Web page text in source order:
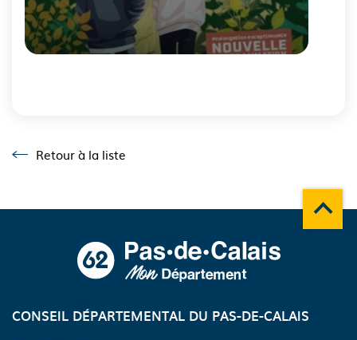
carousel
Retour à la liste
Retour à la liste
CONSEIL DÉPARTEMENTAL DU PAS-DE-CALAIS